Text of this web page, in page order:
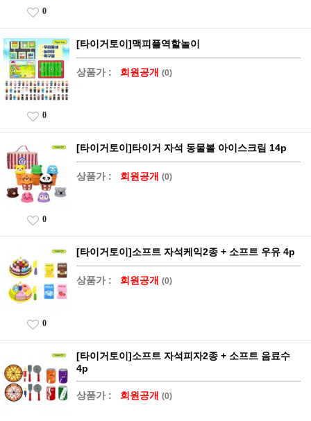
0
[타이거토이]맥피플역할놀이
상품가 : 회원공개 (0)
0
[타이거토이]타이거 자석 동물볼 아이스크림 14p
상품가 : 회원공개 (0)
0
[타이거토이]소프트 자석케익2종 + 소프트 우유 4p
상품가 : 회원공개 (0)
0
[타이거토이]소프트 자석피자2종 + 소프트 음료수
4p
상품가 : 회원공개 (0)